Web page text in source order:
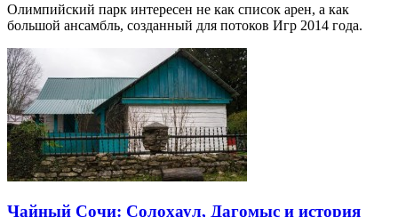
Олимпийский парк интересен не как список арен, а как
большой ансамбль, созданный для потоков Игр 2014 года.
Чайный Сочи: Солохаул, Дагомыс и история